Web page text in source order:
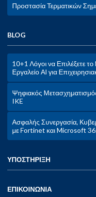
Προστασία Τερματικών
BLOG
10+1 Λόγοι να Επιλέξετε
Εργαλείο ΑΙ για
Ψηφιακός
IKE
Ασφαλής Συνεργασία,
με Fortinet και Microsoft
ΥΠΟΣΤΗΡΙΞΗ
ΕΠΙΚΟΙΝΩΝΙΑ